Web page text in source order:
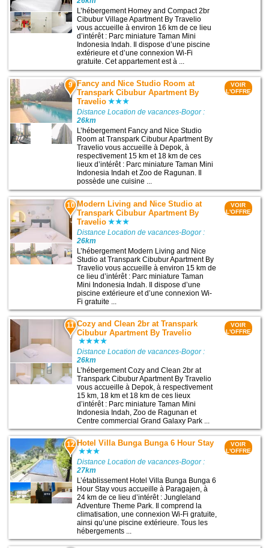
L’hébergement Homey and Compact 2br
Cibubur Village Apartment By Travelio
vous accueille à environ 16 km de ce lieu
d’intérêt : Parc miniature Taman Mini
Indonesia Indah. Il dispose d’une piscine
extérieure et d’une connexion Wi-Fi
gratuite. Cet appartement est à ...
9 Fancy and Nice Studio Room at
Transpark Cibubur Apartment By
Travelio
Distance Location de vacances-Bogor :
26km
L’hébergement Fancy and Nice Studio
Room at Transpark Cibubur Apartment By
Travelio vous accueille à Depok, à
respectivement 15 km et 18 km de ces
lieux d’intérêt : Parc miniature Taman Mini
Indonesia Indah et Zoo de Ragunan. Il
possède une cuisine ...
VOIR
L'OFFRE
10 Modern Living and Nice Studio at
Transpark Cibubur Apartment By
Travelio
Distance Location de vacances-Bogor :
26km
L’hébergement Modern Living and Nice
Studio at Transpark Cibubur Apartment By
Travelio vous accueille à environ 15 km de
ce lieu d’intérêt : Parc miniature Taman
Mini Indonesia Indah. Il dispose d’une
piscine extérieure et d’une connexion Wi-
Fi gratuite ...
VOIR
L'OFFRE
11 Cozy and Clean 2br at Transpark
Cibubur Apartment By Travelio
Distance Location de vacances-Bogor :
26km
L’hébergement Cozy and Clean 2br at
Transpark Cibubur Apartment By Travelio
vous accueille à Depok, à respectivement
15 km, 18 km et 18 km de ces lieux
d’intérêt : Parc miniature Taman Mini
Indonesia Indah, Zoo de Ragunan et
Centre commercial Grand Galaxy Park ...
VOIR
L'OFFRE
12 Hotel Villa Bunga Bunga 6 Hour Stay
Distance Location de vacances-Bogor :
27km
L’établissement Hotel Villa Bunga Bunga 6
Hour Stay vous accueille à Paragajen, à
24 km de ce lieu d’intérêt : Jungleland
Adventure Theme Park. Il comprend la
climatisation, une connexion Wi-Fi gratuite,
ainsi qu’une piscine extérieure. Tous les
hébergements ...
VOIR
L'OFFRE